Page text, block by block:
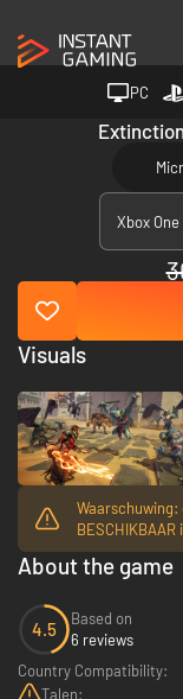
PC
Xbox
Waarschuwing:
About the game
4.5
Based on
6 reviews
Country Compatibility:
Talen:
Visuals